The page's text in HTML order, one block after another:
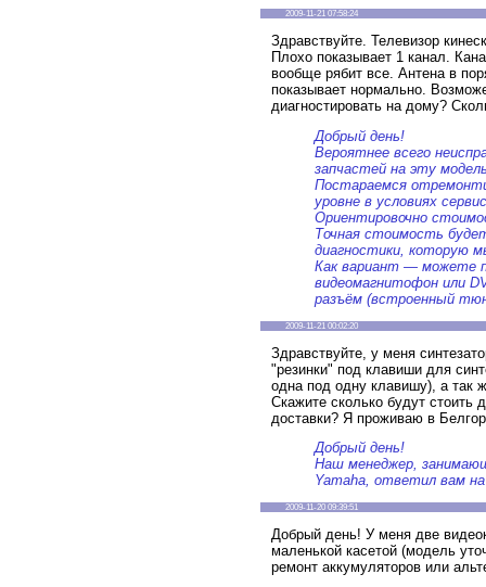
2009-11-21 07:58:24
Здравствуйте. Телевизор
Плохо показывает 1 канал.
вообще рябит все. Антена в
показывает нормально.
диагностировать на дому?
Добрый день!
Вероятнее всего
запчастей на эту
Постараемся
уровне в условиях
Ориентировочно
Точная стоимость
диагностики, которую
Как вариант — можете
видеомагнитофон или
разъём (встроенный
2009-11-21 00:02:20
Здравствуйте, у меня
"резинки" под клавиши для
одна под одну клавишу), а так
Скажите сколько будут стоить
доставки? Я проживаю в
Добрый день!
Наш менеджер,
Yamaha, ответил вам
2009-11-20 09:39:51
Добрый день! У меня две
маленькой касетой (модель
ремонт аккумуляторов или